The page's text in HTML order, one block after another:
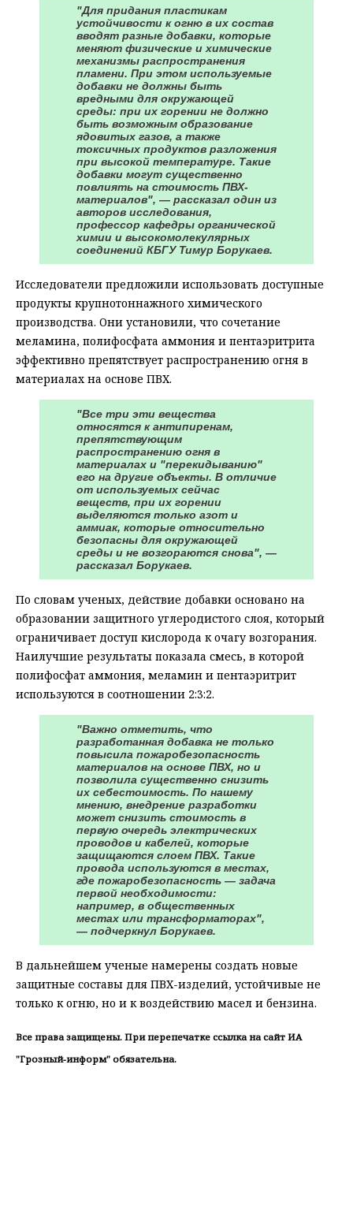
"Для придания пластикам
устойчивости к огню в их состав
вводят разные добавки, которые
меняют физические и химические
механизмы распространения
пламени. При этом используемые
добавки не должны быть
вредными для окружающей
среды: при их горении не должно
быть возможным образование
ядовитых газов, а также
токсичных продуктов разложения
при высокой температуре. Такие
добавки могут существенно
повлиять на стоимость ПВХ-
материалов", — рассказал один из
авторов исследования,
профессор кафедры органической
химии и высокомолекулярных
соединений КБГУ Тимур Борукаев.
Исследователи предложили использовать доступные
продукты крупнотоннажного химического
производства. Они установили, что сочетание
меламина, полифосфата аммония и пентаэритрита
эффективно препятствует распространению огня в
материалах на основе ПВХ.
"Все три эти вещества
относятся к антипиренам,
препятствующим
распространению огня в
материалах и "перекидыванию"
его на другие объекты. В отличие
от используемых сейчас
веществ, при их горении
выделяются только азот и
аммиак, которые относительно
безопасны для окружающей
среды и не возгораются снова", —
рассказал Борукаев.
По словам ученых, действие добавки основано на
образовании защитного углеродистого слоя, который
ограничивает доступ кислорода к очагу возгорания.
Наилучшие результаты показала смесь, в которой
полифосфат аммония, меламин и пентаэритрит
используются в соотношении 2:3:2.
"Важно отметить, что
разработанная добавка не только
повысила пожаробезопасность
материалов на основе ПВХ, но и
позволила существенно снизить
их себестоимость. По нашему
мнению, внедрение разработки
может снизить стоимость в
первую очередь электрических
проводов и кабелей, которые
защищаются слоем ПВХ. Такие
провода используются в местах,
где пожаробезопасность — задача
первой необходимости:
например, в общественных
местах или трансформаторах",
— подчеркнул Борукаев.
В дальнейшем ученые намерены создать новые
защитные составы для ПВХ-изделий, устойчивые не
только к огню, но и к воздействию масел и бензина.
Все права защищены. При перепечатке ссылка на сайт ИА
"Грозный-информ" обязательна.